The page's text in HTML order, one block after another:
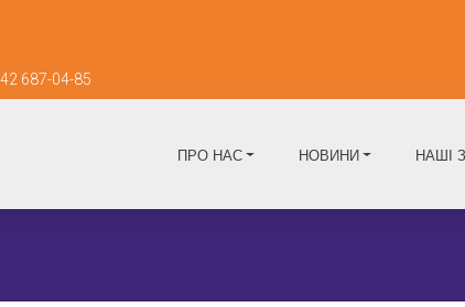
42 687-04-85
ПРО НАС НОВИНИ НАШІ